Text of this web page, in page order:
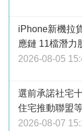
iPhone新機拉
應鏈 11檔潛力
2026-08-05
選前承諾社宅
住宅推動聯盟
2026-08-07